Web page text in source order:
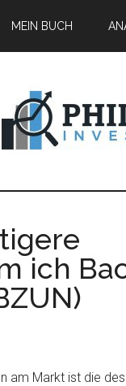
MEIN BUCH
ich
am Markt ist die des